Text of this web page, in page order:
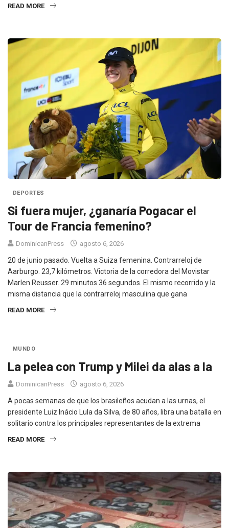
READ MORE
DEPORTES
Si fuera mujer, ¿ganaría Pogacar el
Tour de Francia femenino?
DominicanPress agosto 6, 2026
20 de junio pasado. Vuelta a Suiza femenina. Contrarreloj de
Aarburgo. 23,7 kilómetros. Victoria de la corredora del Movistar
Marlen Reusser. 29 minutos 36 segundos. El mismo recorrido y la
misma distancia que la contrarreloj masculina que gana
READ MORE
MUNDO
La pelea con Trump y Milei da alas a la
DominicanPress agosto 6, 2026
A pocas semanas de que los brasileños acudan a las urnas, el
presidente Luiz Inácio Lula da Silva, de 80 años, libra una batalla en
solitario contra los principales representantes de la extrema
READ MORE